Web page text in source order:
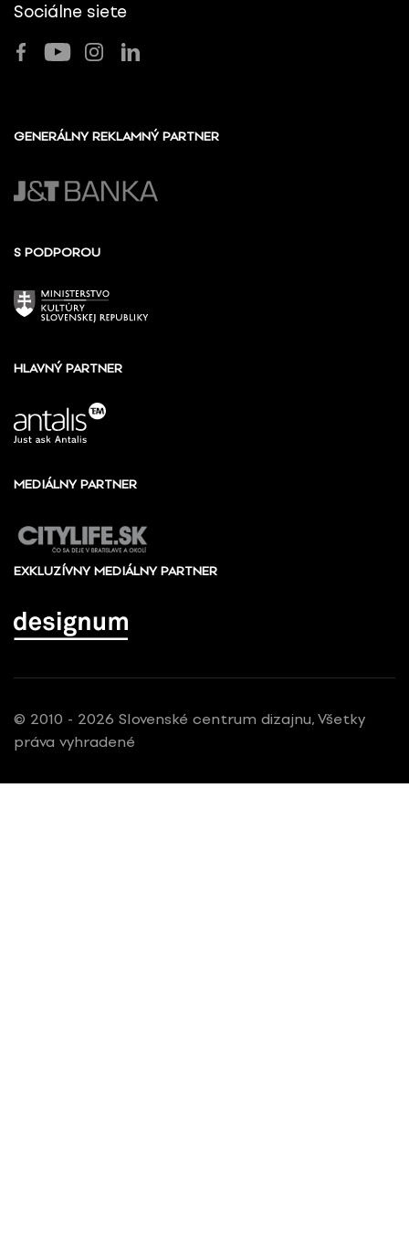
Sociálne siete
GENERÁLNY REKLAMNÝ PARTNER
S PODPOROU
HLAVNÝ PARTNER
MEDIÁLNY PARTNER
EXKLUZÍVNY MEDIÁLNY PARTNER
© 2010 - 2026 Slovenské centrum dizajnu, Všetky
práva vyhradené